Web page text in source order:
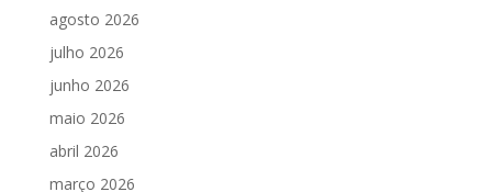
agosto 2026
julho 2026
junho 2026
maio 2026
abril 2026
março 2026